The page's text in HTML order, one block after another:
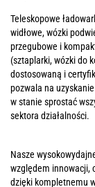
Teleskopowe
widłowe, wózki
przegubowe i
(sztaplarki, wózki do
dostosowaną i
pozwala na
w stanie sprostać
sektora działalności.
Nasze
względem innowacji,
dzięki kompletnemu